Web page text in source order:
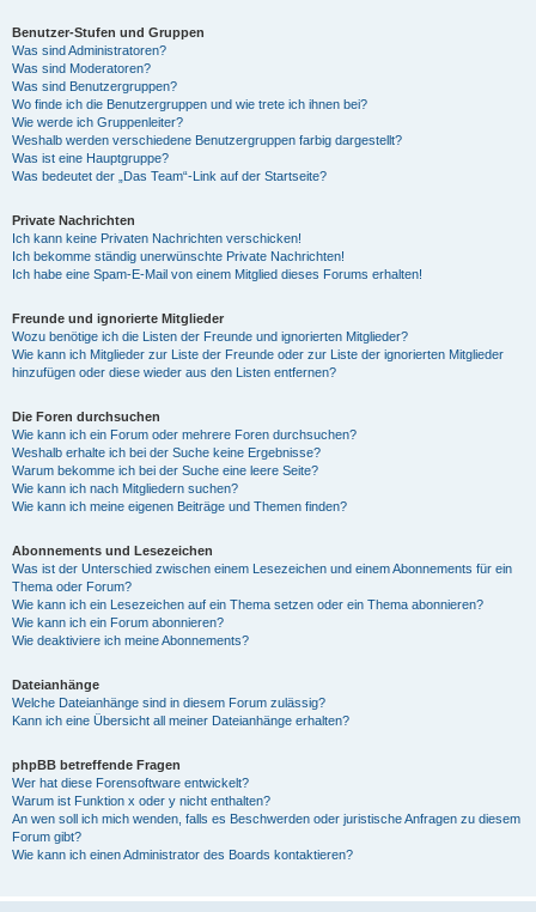
Benutzer-Stufen und Gruppen
Was sind Administratoren?
Was sind Moderatoren?
Was sind Benutzergruppen?
Wo finde ich die Benutzergruppen und wie trete ich ihnen bei?
Wie werde ich Gruppenleiter?
Weshalb werden verschiedene Benutzergruppen farbig dargestellt?
Was ist eine Hauptgruppe?
Was bedeutet der „Das Team“-Link auf der Startseite?
Private Nachrichten
Ich kann keine Privaten Nachrichten verschicken!
Ich bekomme ständig unerwünschte Private Nachrichten!
Ich habe eine Spam-E-Mail von einem Mitglied dieses Forums erhalten!
Freunde und ignorierte Mitglieder
Wozu benötige ich die Listen der Freunde und ignorierten Mitglieder?
Wie kann ich Mitglieder zur Liste der Freunde oder zur Liste der ignorierten Mitglieder
hinzufügen oder diese wieder aus den Listen entfernen?
Die Foren durchsuchen
Wie kann ich ein Forum oder mehrere Foren durchsuchen?
Weshalb erhalte ich bei der Suche keine Ergebnisse?
Warum bekomme ich bei der Suche eine leere Seite?
Wie kann ich nach Mitgliedern suchen?
Wie kann ich meine eigenen Beiträge und Themen finden?
Abonnements und Lesezeichen
Was ist der Unterschied zwischen einem Lesezeichen und einem Abonnements für ein
Thema oder Forum?
Wie kann ich ein Lesezeichen auf ein Thema setzen oder ein Thema abonnieren?
Wie kann ich ein Forum abonnieren?
Wie deaktiviere ich meine Abonnements?
Dateianhänge
Welche Dateianhänge sind in diesem Forum zulässig?
Kann ich eine Übersicht all meiner Dateianhänge erhalten?
phpBB betreffende Fragen
Wer hat diese Forensoftware entwickelt?
Warum ist Funktion x oder y nicht enthalten?
An wen soll ich mich wenden, falls es Beschwerden oder juristische Anfragen zu diesem
Forum gibt?
Wie kann ich einen Administrator des Boards kontaktieren?